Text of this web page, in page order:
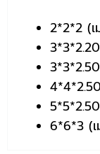
2*2*2 (เ
6*6*3 (